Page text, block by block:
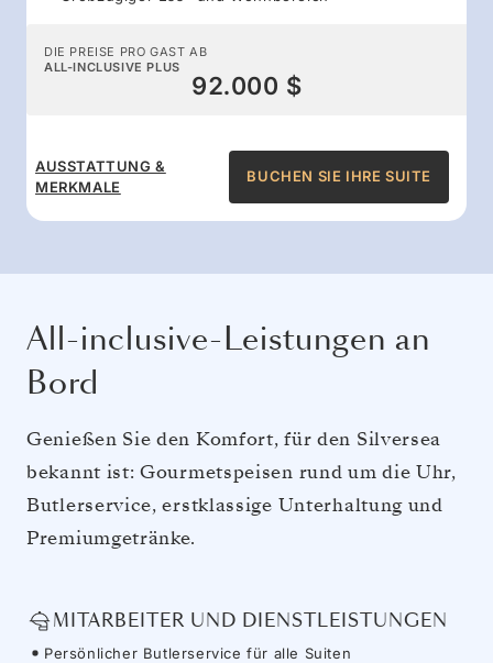
DIE PREISE PRO GAST AB
ALL-INCLUSIVE PLUS
92.000 $
AUSSTATTUNG &
MERKMALE
BUCHEN SIE IHRE SUITE
All-inclusive-Leistungen an
Bord
Genießen Sie den Komfort, für den Silversea
bekannt ist: Gourmetspeisen rund um die Uhr,
Butlerservice, erstklassige Unterhaltung und
Premiumgetränke.
MITARBEITER UND DIENSTLEISTUNGEN
Persönlicher Butlerservice für alle Suiten